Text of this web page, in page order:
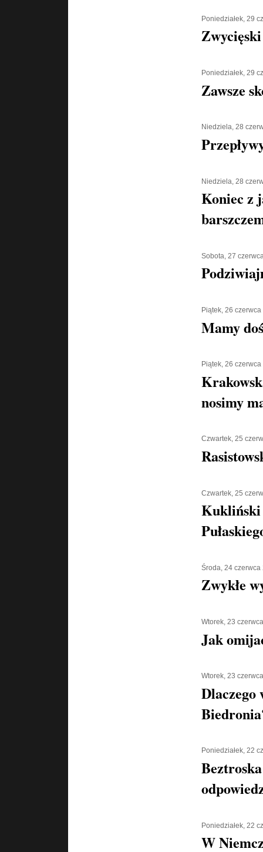
Poniedziałek, 29
Poniedziałek, 29
Zawsze
Niedziela, 28
Niedziela, 28
Koniec z
Sobota, 27
Piątek, 26
Mamy
Piątek, 26
nosimy
Czwartek, 25
Czwartek, 25
Kukliński
Środa, 24 czerwca
Zwykłe
Wtorek, 23
Jak
Wtorek, 23
Dlaczego
Poniedziałek, 22
Poniedziałek, 22
W